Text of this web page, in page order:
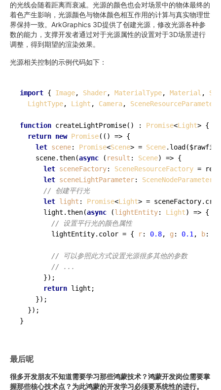
的光线会随着距离而衰减。光源的颜色也会对场景中的物体最终的
着色产生影响，光源颜色与物体颜色相互作用的计算与真实物理世
界保持一致。ArkGraphics 3D提供了创建光源，修改光源各种参
数的能力，支撑开发者通过对于光源属性的设置对于3D场景进行
调整，得到期望的渲染效果。
光源相关控制的示例代码如下：
import { Image, Shader, MaterialType, Material ,
LightType, Light , Camera, SceneResourceParameters
function createLightPromise( ) : Promise<Light> {
return new Promise( () => {
let scene: Promise<Scene> = Scene. load
    scene.
then(async ( result : Scene) => {
let sceneFactory: SceneResourceFactory =
let sceneLightParameter: SceneNodeParameters
// 创建平行光
let light : Promise<Light> = sceneFactory.
      light.
then(async (lightEntity: Light) => {
// 设置平行光的颜色属性
        lightEntity.
color = { r: 0.8, g : 0.1, b:
// 可以参照此方式设置光源很多其他的参数
// ...
      });
return light;
    });
  });
最后呢
很多开发朋友不知道需要学习那些鸿蒙技术？鸿蒙开发岗位需要掌
握那些核心技术点？为此鸿蒙的开发学习必须要系统性的进行。